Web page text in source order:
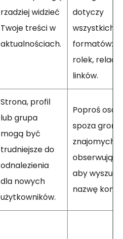
rzadziej widzieć
Twoje treści w
aktualnościach.
dotyczy
wszystkich
formatów:
rolek, relacji i
linków.
Strona, profil
lub grupa
mogą być
trudniejsze do
odnalezienia
dla nowych
użytkowników.
Poproś
spoza grona
znajomych
aby
nazwę